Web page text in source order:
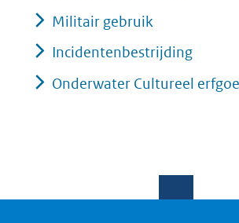
Militair gebruik
Incidentenbestrijding
Onderwater Cultureel